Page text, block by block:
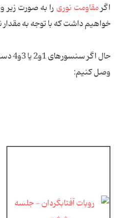
اگرمقاومت نوری
خواهیم داشت كه با توجه به مقدار
وصل كنیم: